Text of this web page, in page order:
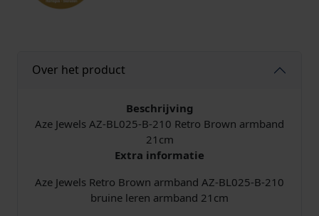
m
n
c
m
Over het product
Beschrijving
Aze Jewels AZ-BL025-B-210 Retro Brown armband
21cm
Extra informatie
Aze Jewels Retro Brown armband AZ-BL025-B-210
bruine leren armband 21cm